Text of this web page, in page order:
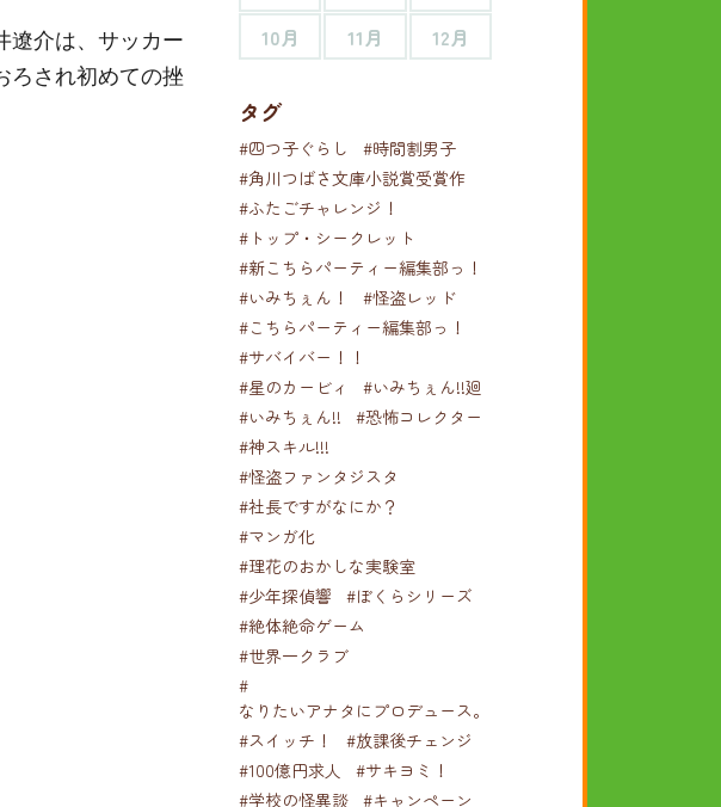
遼介は、サッカー
ろされ初めての挫
10月
11月 12月
タグ
#四つ子ぐらし
#時間割男子
#角川つばさ文庫小説賞受賞作
#ふたごチャレンジ！
#トップ・シークレット
#新こちらパーティー編集部っ！
#いみちぇん！
#怪盗レッド
#こちらパーティー編集部っ！
#サバイバー！！
#星のカービィ
#いみちぇん!!廻
#いみちぇん!!
#恐怖コレクター
#神スキル!!!
#怪盗ファンタジスタ
#社長ですがなにか？
#マンガ化
#理花のおかしな実験室
#少年探偵響
#ぼくらシリーズ
#絶体絶命ゲーム
#世界一クラブ
#
なりたいアナタにプロデュース。
#スイッチ！
#放課後チェンジ
#100億円求人
#サキヨミ！
#学校の怪異談 #キャンペーン